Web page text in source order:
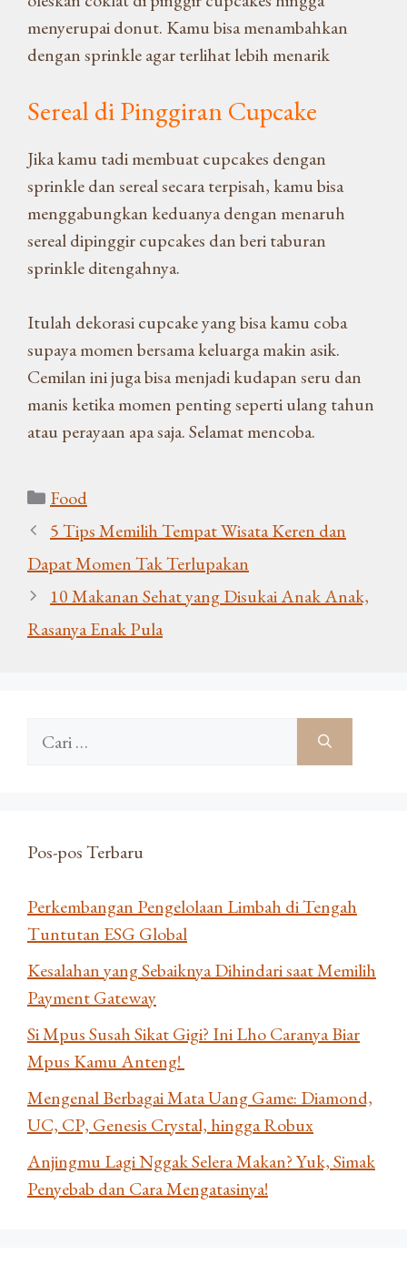
menyerupai donut. Kamu bisa menambahkan
dengan sprinkle agar terlihat lebih menarik
Sereal di Pinggiran Cupcake
Jika kamu tadi membuat cupcakes dengan
sprinkle dan sereal secara terpisah, kamu bisa
menggabungkan keduanya dengan menaruh
sereal dipinggir cupcakes dan beri taburan
sprinkle ditengahnya.
Itulah dekorasi cupcake yang bisa kamu coba
supaya momen bersama keluarga makin asik.
Cemilan ini juga bisa menjadi kudapan seru dan
manis ketika momen penting seperti ulang tahun
atau perayaan apa saja. Selamat mencoba.
Kategori
Food
5 Tips Memilih Tempat Wisata Keren dan
Dapat Momen Tak Terlupakan
10 Makanan Sehat yang Disukai Anak Anak,
Rasanya Enak Pula
Cari
Pos-pos Terbaru
Perkembangan Pengelolaan Limbah di Tengah
Tuntutan ESG Global
Kesalahan yang Sebaiknya Dihindari saat Memilih
Payment Gateway
Si Mpus Susah Sikat Gigi? Ini Lho Caranya Biar
Mpus Kamu Anteng!
Mengenal Berbagai Mata Uang Game: Diamond,
UC, CP, Genesis Crystal, hingga Robux
Anjingmu Lagi Nggak Selera Makan? Yuk, Simak
Penyebab dan Cara Mengatasinya!